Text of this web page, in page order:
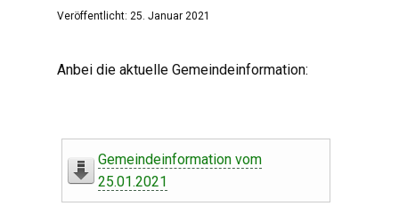
Veröffentlicht: 25. Januar 2021
Anbei die aktuelle Gemeindeinformation:
Gemeindeinformation vom
25.01.2021